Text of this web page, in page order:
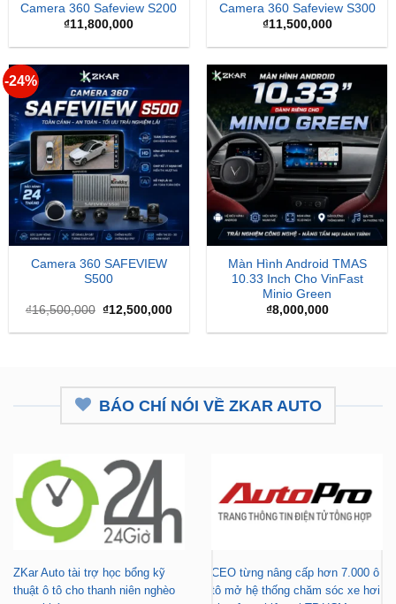
Camera 360 Safeview S200
₫11,800,000
Camera 360 Safeview S300
₫11,500,000
-24%
Camera 360 SAFEVIEW
S500
₫16,500,000 Giá
là:
₫12,500,000Giá
tại
Màn Hình Android TMAS
10.33 Inch Cho VinFast
Minio Green
₫8,000,000
BÁO CHÍ NÓI VỀ ZKAR AUTO
ZKar Auto tài trợ học bổng kỹ
thuật ô tô cho thanh niên nghèo
CEO từng nâng cấp hơn 7.000 ô
tô mở hệ thống chăm sóc xe hơi